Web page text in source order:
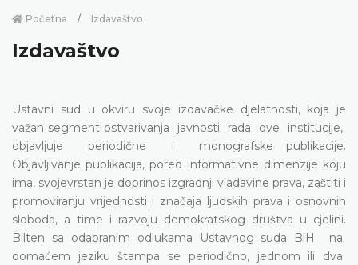
Početna Izdavaštvo
Izdavaštvo
Ustavni sud u okviru svoje izdavačke djelatnosti, koja je
važan segment ostvarivanja javnosti rada ove institucije,
objavljuje periodične i monografske publikacije.
Objavljivanje publikacija, pored informativne dimenzije koju
ima, svojevrstan je doprinos izgradnji vladavine prava, zaštiti i
promoviranju vrijednosti i značaja ljudskih prava i osnovnih
sloboda, a time i razvoju demokratskog društva u cjelini.
Bilten sa odabranim odlukama Ustavnog suda BiH na
domaćem jeziku štampa se periodično, jednom ili dva